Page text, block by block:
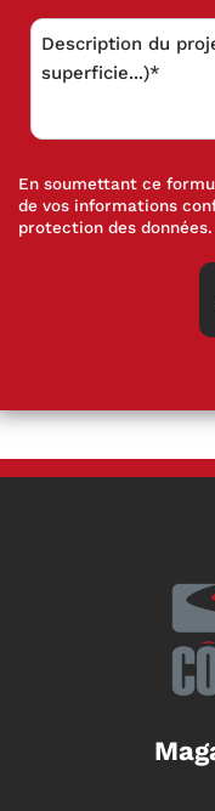
En soumettant ce
de vos informations
protection des données.